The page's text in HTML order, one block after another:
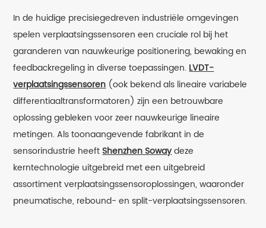
In de huidige precisiegedreven industriële omgevingen
spelen verplaatsingssensoren een cruciale rol bij het
garanderen van nauwkeurige positionering, bewaking en
feedbackregeling in diverse toepassingen.LVDT-
verplaatsingssensoren(ook bekend als lineaire variabele
differentiaaltransformatoren) zijn een betrouwbare
oplossing gebleken voor zeer nauwkeurige lineaire
metingen. Als toonaangevende fabrikant in de
sensorindustrie heeftShenzhen Sowaydeze
kerntechnologie uitgebreid met een uitgebreid
assortiment verplaatsingssensoroplossingen, waaronder
pneumatische, rebound- en split-verplaatsingssensoren.